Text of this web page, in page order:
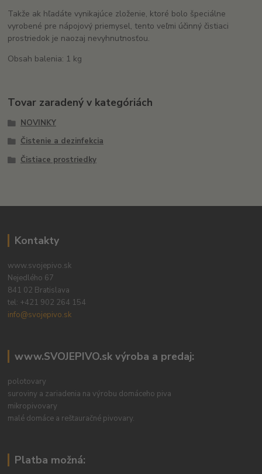
Takže ak hľadáte vynikajúce zloženie, ktoré bolo špeciálne
vyrobené pre nápojový priemysel, tento veľmi účinný čistiaci
prostriedok je naozaj nevyhnutnosťou.
Obsah balenia: 1 kg
Tovar zaradený v kategóriách
NOVINKY
Čistenie a dezinfekcia
Čistiace prostriedky
Kontakty
www.svojepivo.sk
Nejedlého 67
841 02 Bratislava
tel: +421 902 264 154
info@svojepivo.sk
www.SVOJEPIVO.sk výroba a predaj:
polotovary
suroviny a zariadenia na výrobu domáceho piva
mikropivovary
malé domáce a reštauračné pivovary.
Platba možná: